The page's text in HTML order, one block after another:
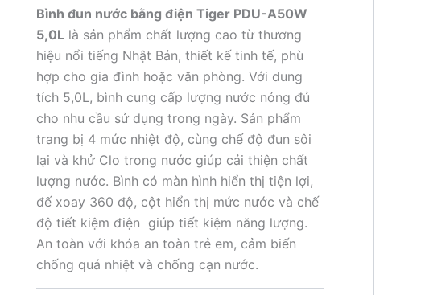
Bình đun nước bằng điện Tiger PDU-A50W
5,0Llà sản phẩm chất lượng cao từ thương
hiệu nổi tiếng Nhật Bản, thiết kế tinh tế, phù
hợp cho gia đình hoặc văn phòng. Với dung
tích 5,0L, bình cung cấp lượng nước nóng đủ
cho nhu cầu sử dụng trong ngày. Sản phẩm
trang bị 4 mức nhiệt độ, cùng chế độ đun sôi
lại và khử Clo trong nước giúp cải thiện chất
lượng nước. Bình có màn hình hiển thị tiện lợi,
đế xoay 360 độ, cột hiển thị mức nước và chế
độ tiết kiệm điện giúp tiết kiệm năng lượng.
An toàn với khóa an toàn trẻ em, cảm biến
chống quá nhiệt và chống cạn nước.